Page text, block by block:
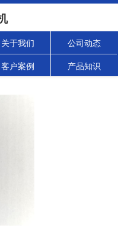
关于我们 公司动态
客户案例 产品知识